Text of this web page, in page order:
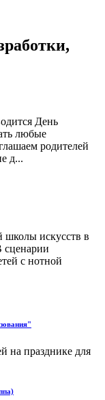
День
любые
родителей
д...
школы искусств в
сценарии
с нотной
на празднике для